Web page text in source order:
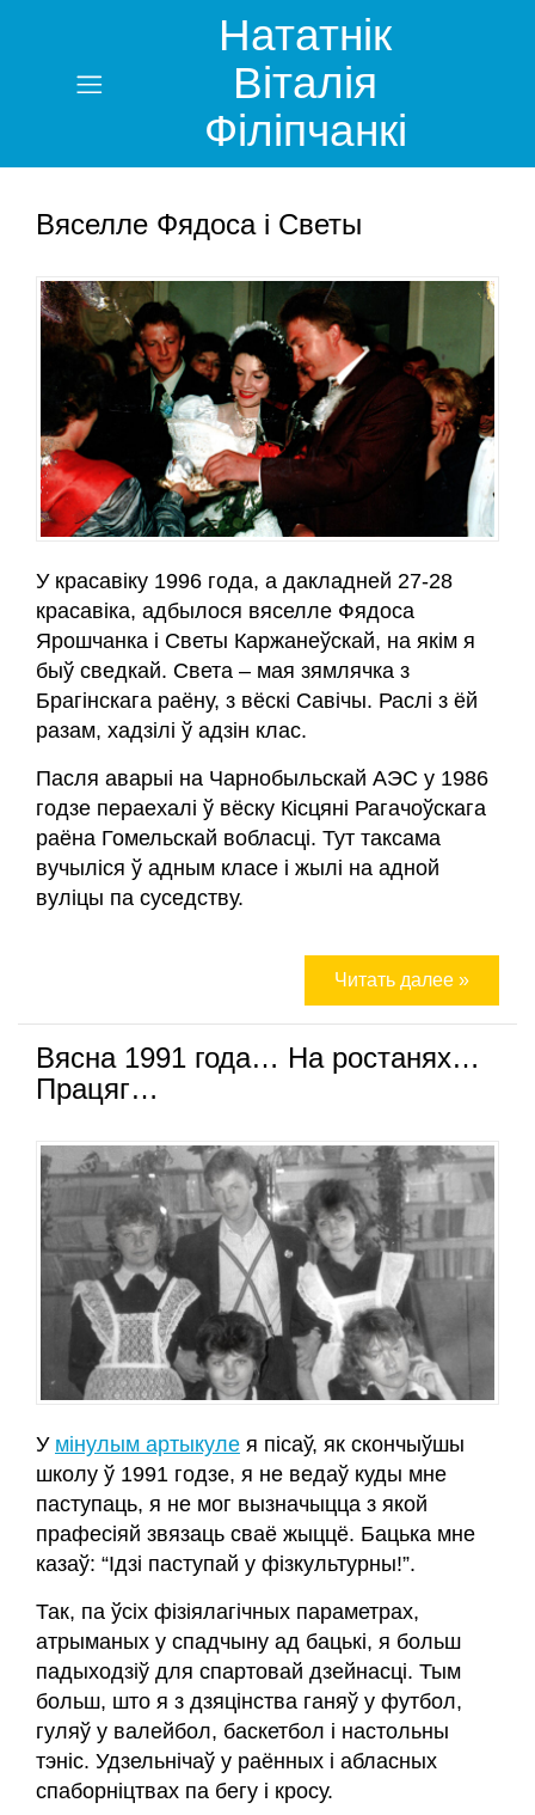
Відэагалерэя
сайта
Кантакты
Нататнік
Віталія
Філіпчанкі
Вяселле Фядоса і Светы
У красавіку 1996 года, а дакладней 27-28
красавіка, адбылося вяселле Фядоса
Ярошчанка і Светы Каржанеўскай, на якім я
быў сведкай. Света – мая зямлячка з
Брагінскага раёну, з вёскі Савічы. Раслі з ёй
разам, хадзілі ў адзін клас.
Пасля аварыі на Чарнобыльскай АЭС у 1986
годзе пераехалі ў вёску Кісцяні Рагачоўскага
раёна Гомельскай вобласці. Тут таксама
вучыліся ў адным класе і жылі на адной
вуліцы па суседству.
Читать далее »
Вясна 1991 года… На ростанях…
Працяг…
У мінулым артыкуле я пісаў, як скончыўшы
школу ў 1991 годзе, я не ведаў куды мне
паступаць, я не мог вызначыцца з якой
прафесіяй звязаць сваё жыццё. Бацька мне
казаў: “Ідзі паступай у фізкультурны!”.
Так, па ўсіх фізіялагічных параметрах,
атрыманых у спадчыну ад бацькі, я больш
падыходзіў для спартовай дзейнасці. Тым
больш, што я з дзяцінства ганяў у футбол,
гуляў у валейбол, баскетбол і настольны
тэніс. Удзельнічаў у раённых і абласных
спаборніцтвах па бегу і кросу.